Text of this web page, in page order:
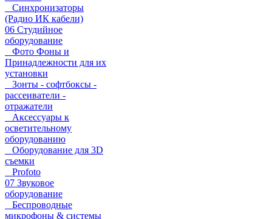
Синхронизаторы
(Радио ИК кабели)
06 Студийное
оборудование
Фото Фоны и
Принадлежности для их
установки
Зонты - софтбоксы -
рассеиватели -
отражатели
Аксессуары к
осветительному
оборудованию
Оборудование для 3D
съемки
Profoto
07 Звуковое
оборудование
Беспроводные
микрофоны & системы